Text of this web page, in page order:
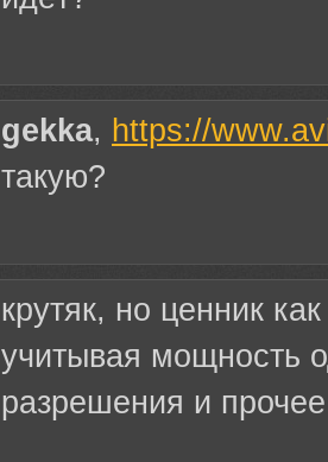
gekka, https://
такую?
крутяк, но ценник
учитывая мощность
разрешения и